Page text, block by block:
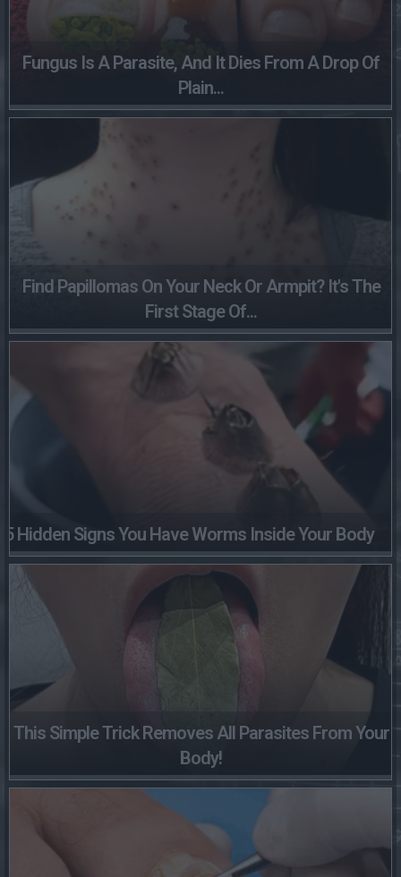
Fungus Is A Parasite, And It Dies From A Drop Of
Plain...
Find Papillomas On Your Neck Or Armpit? It's The
First Stage Of...
5 Hidden Signs You Have Worms Inside Your Body
This Simple Trick Removes All Parasites From Your
Body!